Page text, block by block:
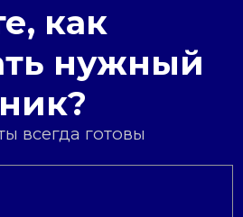
как
нужный
всегда готовы